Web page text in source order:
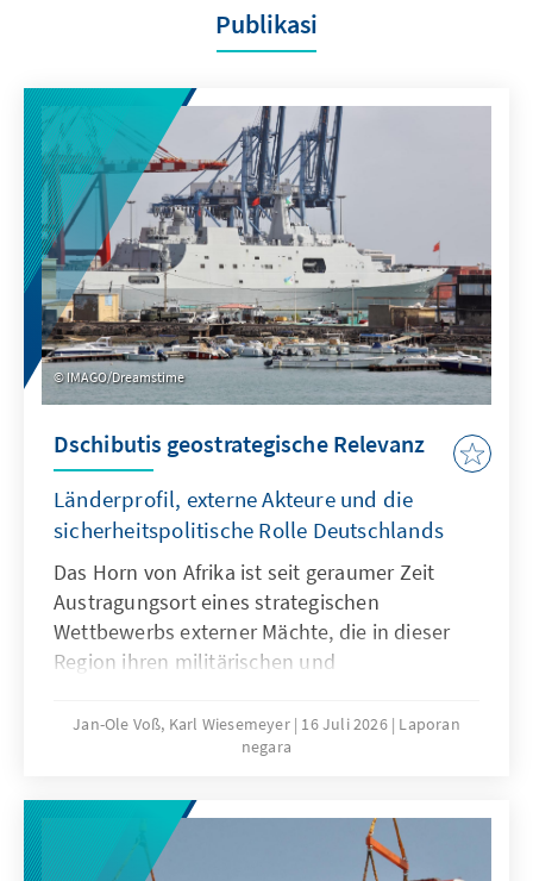
Publikasi
IMAGO/Dreamstime
Dschibutis geostrategische Relevanz
Länderprofil, externe Akteure und die
sicherheitspolitische Rolle Deutschlands
Das Horn von Afrika ist seit geraumer Zeit
Austragungsort eines strategischen
Wettbewerbs externer Mächte, die in dieser
Region ihren militärischen und
ausbauen. Im Rahmen dieses Wettstreites
kommt insbesondere dem kleinen
zu. Aufgrund seiner geostrategischen Lage an
der Meerenge Bab al-Mandab zwischen dem
Roten Meer und dem Golf von Aden haben
Jan-Ole Voß, Karl Wiesemeyer 16 Juli 2026 Laporan
negara